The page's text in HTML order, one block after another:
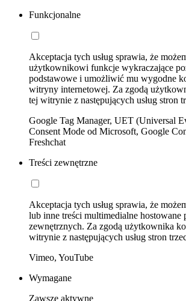
Funkcjonalne
Akceptacja tych usług sprawia, że
użytkownikowi funkcje wykraczające
podstawowe i umożliwić mu wygodne
witryny internetowej. Za zgodą
tej witrynie z następujących usług stron
Google Tag Manager, UET (Universal
Consent Mode od Microsoft, Google
Freshchat
Treści zewnętrzne
Akceptacja tych usług sprawia, że
lub inne treści multimedialne hostowane
zewnętrznych. Za zgodą użytkownika
witrynie z następujących usług stron
Vimeo, YouTube
Wymagane
Zawsze aktywne